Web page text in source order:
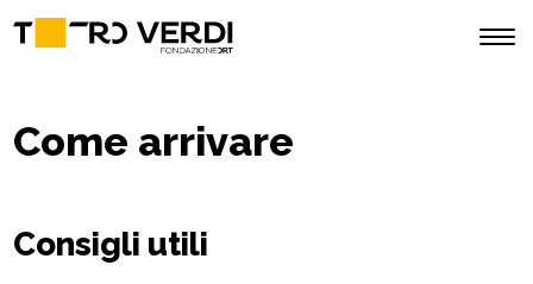
Come arrivare
Consigli utili